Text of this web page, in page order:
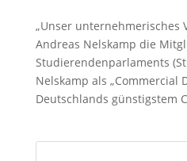
„Unser unternehmerisches
Andreas Nelskamp die
Studierendenparlaments
Nelskamp als „Commercial
Deutschlands günstigstem